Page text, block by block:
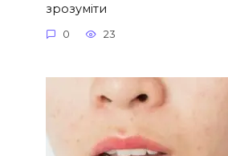
зрозуміти
0 23